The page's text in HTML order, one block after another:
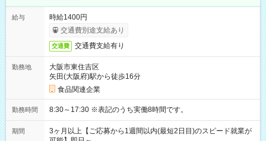
給与
時給1400円
交通費別途支給あり
交通費 交通費支給有り
勤務地
大阪市東住吉区
矢田(大阪府)駅から徒歩16分
食品関連企業
勤務時間 8:30～17:30 ※表記のうち実働8時間です。
期間
3ヶ月以上【ご応募から1週間以内(最短2日目)のスピード就業が